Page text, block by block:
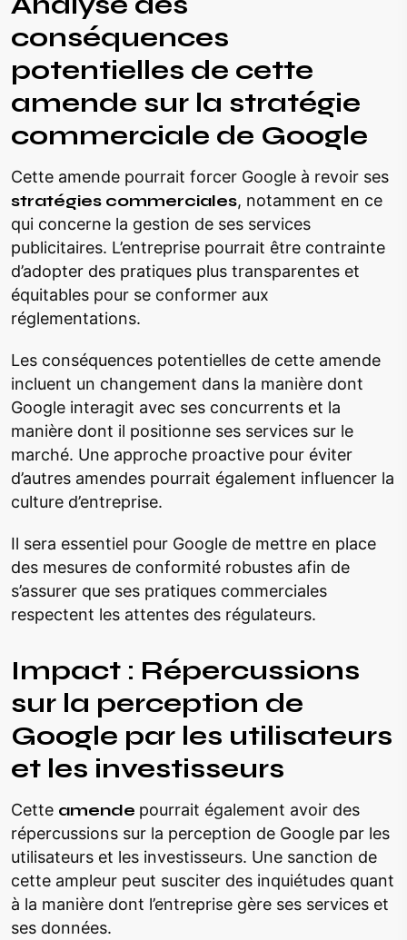
conséquences
potentielles de cette
amende sur la stratégie
commerciale de Google
Cette amende pourrait forcer Google à revoir ses
stratégies commerciales, notamment en ce
qui concerne la gestion de ses services
publicitaires. L’entreprise pourrait être contrainte
d’adopter des pratiques plus transparentes et
équitables pour se conformer aux
réglementations.
Les conséquences potentielles de cette amende
incluent un changement dans la manière dont
Google interagit avec ses concurrents et la
manière dont il positionne ses services sur le
marché. Une approche proactive pour éviter
d’autres amendes pourrait également influencer la
culture d’entreprise.
Il sera essentiel pour Google de mettre en place
des mesures de conformité robustes afin de
s’assurer que ses pratiques commerciales
respectent les attentes des régulateurs.
Impact : Répercussions
sur la perception de
Google par les utilisateurs
et les investisseurs
Cette amende pourrait également avoir des
répercussions sur la perception de Google par les
utilisateurs et les investisseurs. Une sanction de
cette ampleur peut susciter des inquiétudes quant
à la manière dont l’entreprise gère ses services et
ses données.